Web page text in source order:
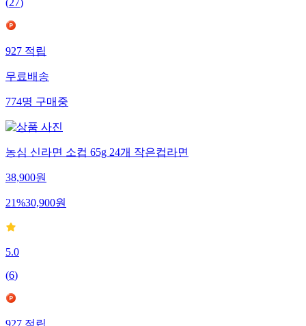
(27)
927적립
무료배송
774명구매중
농심 신라면 소컵 65g 24개 작은컵라면
38,900원
21%30,900원
5.0
(6)